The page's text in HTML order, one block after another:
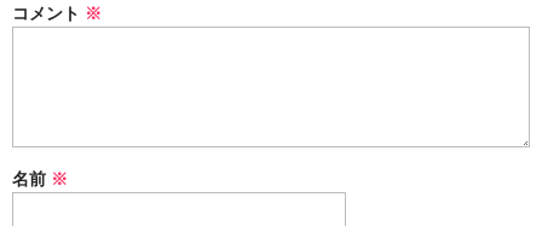
コメント ※
名前 ※